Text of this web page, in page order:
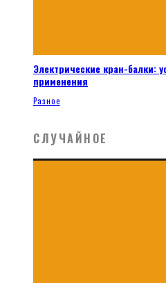
Электрические кран-
применения
Разное
СЛУЧАЙНОЕ